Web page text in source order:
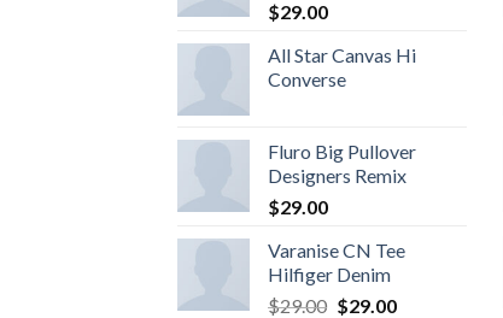
$29.00
All Star Canvas Hi
Converse
Fluro Big Pullover
Designers Remix
$29.00
Varanise CN Tee
Hilfiger Denim
$29.00 $29.00